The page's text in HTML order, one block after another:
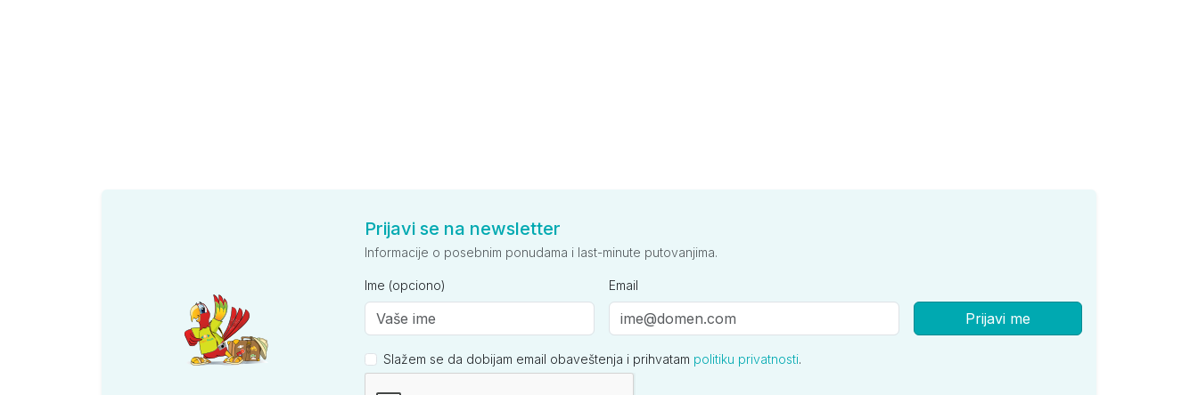
Prijavi se na newsletter
Informacije o posebnim ponudama i last-minute putovanjima.
Ime (opciono) Email
Prijavi me
Slažem se da dobijam email obaveštenja i prihvatam politiku privatnosti.